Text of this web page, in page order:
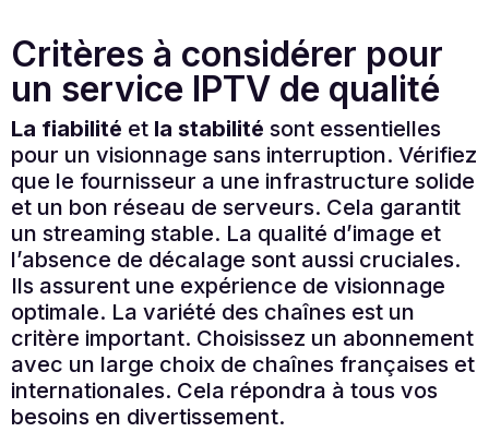
Critères à considérer pour
un service IPTV de qualité
La fiabilité et la stabilité sont essentielles
pour un visionnage sans interruption. Vérifiez
que le fournisseur a une infrastructure solide
et un bon réseau de serveurs. Cela garantit
un streaming stable. La qualité d’image et
l’absence de décalage sont aussi cruciales.
Ils assurent une expérience de visionnage
optimale. La variété des chaînes est un
critère important. Choisissez un abonnement
avec un large choix de chaînes françaises et
internationales. Cela répondra à tous vos
besoins en divertissement.